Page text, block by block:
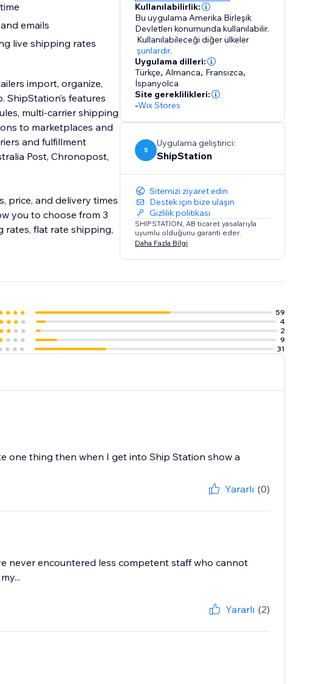
emails
live shipping rates
import, organize,
features
multi-carrier shipping
to marketplaces and
and fulfillment
Post, Chronopost,
price, and delivery times
you to choose from 3
rates, flat rate shipping,
Kullanılabilirlik:
Bu uygulama Amerika Birleşik
Devletleri konumunda kullanılabilir.
Kullanılabileceği diğer ülkeler
şunlardır.
Uygulama dilleri:
Türkçe, Almanca, Fransızca,
İspanyolca
Site gereklilikleri:
-Wix Stores
S
Uygulama geliştirici:
ShipStation
Sitemizi ziyaret edin
Destek için bize ulaşın
Gizlilik politikası
SHIPSTATION, AB ticaret yasalarıyla
uyumlu olduğunu garanti eder.
Daha Fazla Bilgi
59
4
2
9
31
one thing then when I get into Ship Station show a
Yararlı (0)
never encountered less competent staff who cannot
Yararlı (2)